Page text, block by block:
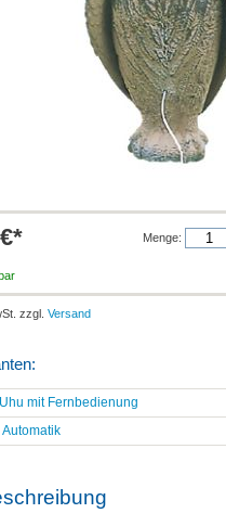
Menge:
zzgl. Versand
mit Fernbedienung